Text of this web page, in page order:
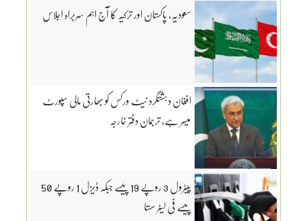
سعودیہ، پاکستان اور ترکیہ کا آج اہم سربراہ اجلاس
افغان دہشتگرد نیٹ ورکس کو بھارتی مالی سپورٹ
میسر ہے، ترجمان دفتر خارجہ
پیٹرول 3 روپے 19 پیسے جبکہ ڈیزل 1 روپے 50
پیسے فی لیٹر سستا